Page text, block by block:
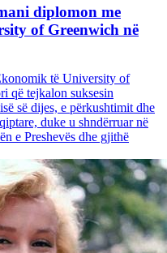
diplomon me
of Greenwich në
të University of
që tejkalon suksesin
së dijes, e përkushtimit dhe
duke u shndërruar në
e Preshevës dhe gjithë